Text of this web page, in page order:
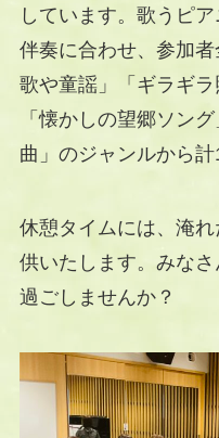
しています。歌うピ
伴奏に合わせ、参加
歌や童謡」「ギラギラ
「懐かしの望郷ソン
曲」のジャンルから計
休憩タイムには、淹
供いたします。みな
過ごしませんか？